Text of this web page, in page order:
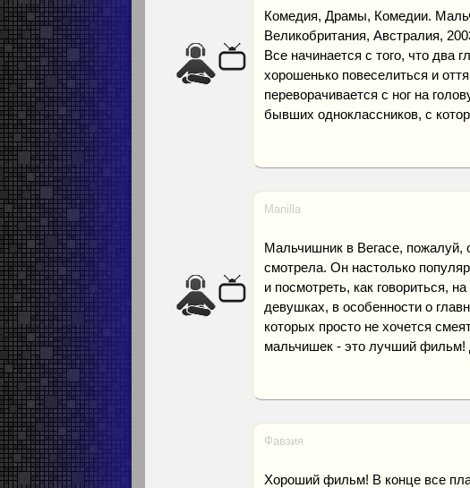
Комедия, Драмы, Комедии.
Великобритания, Австралия,
Все начинается с того, что два
хорошенько повеселиться и
переворачивается с ног на
бывших одноклассников, с
Manilla
Мальчишник в Вегасе, пожалуй,
смотрела. Он настолько
и посмотреть, как говориться,
девушках, в особенности о
которых просто не хочется
мальчишек - это лучший фильм!
Фавзия
Хороший фильм! В конце все